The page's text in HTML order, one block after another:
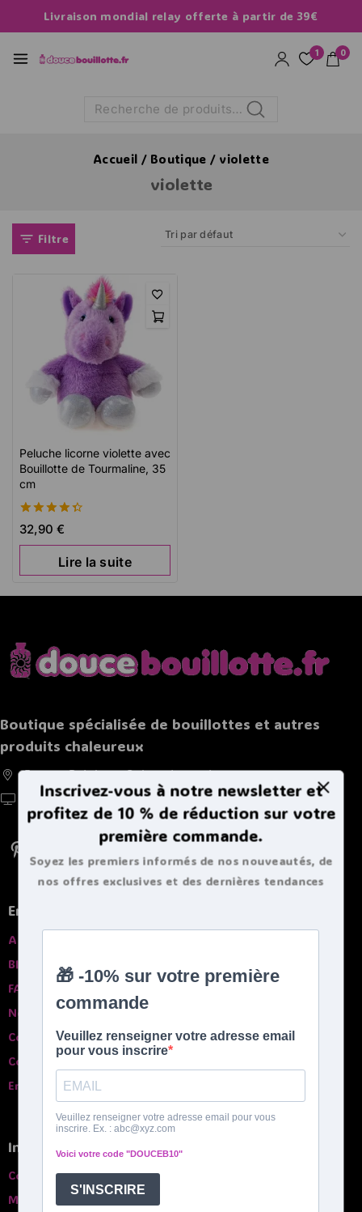
Livraison mondial relay offerte à partir de 39€
1 0
Recherche
Accueil / Boutique / violette
violette
Filtre
Peluche licorne violette avec
Bouillotte de Tourmaline, 35
cm
4.42
de 5
32,90 €
Lire la suite
Boutique spécialisée de bouillottes et autres
produits chaleureux
France, Belgique, Suisse, Luxembourg
https://doucebouillote.fr
En savoir plus
A propros
Blog
FAQ
Nos garanties
Contactez-nous
Comparatif des bouillottes
English spoken
Infos pratiques
Conditions générales de ventes
Mentions légales
Inscrivez-vous à notre newsletter et
profitez de 10 % de réduction sur votre
première commande.
Soyez les premiers informés de nos nouveautés, de
nos offres exclusives et des dernières tendances